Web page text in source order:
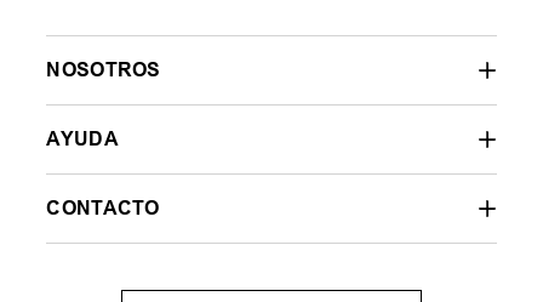
NOSOTROS
AYUDA
CONTACTO